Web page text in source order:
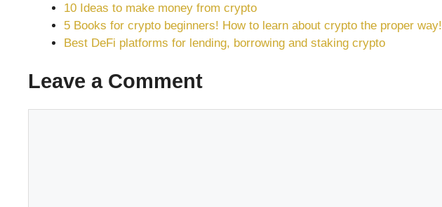
10 Ideas to make money from crypto
5 Books for crypto beginners! How to learn about crypto the proper way!
Best DeFi platforms for lending, borrowing and staking crypto
Leave a Comment